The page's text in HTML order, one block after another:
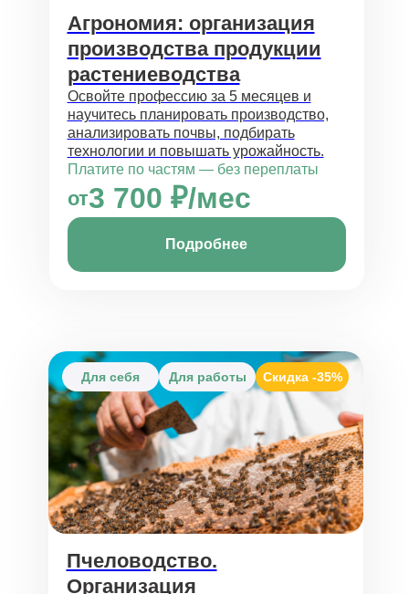
Агрономия: организация
производства продукции
растениеводства
Освойте профессию за 5 месяцев и
научитесь планировать производство,
анализировать почвы, подбирать
технологии и повышать урожайность.
Платите по частям — без переплаты
от3 700 ₽/мес
Подробнее
Для себя Для работы Скидка -35%
Пчеловодство.
Организация